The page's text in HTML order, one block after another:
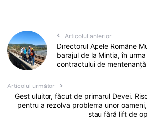
Articolul anterior
Directorul Apele Române
barajul de la Mintia, în
contractului de
Articolul următor
Gest uluitor, făcut de primarul Devei.
pentru a rezolva problema unor
stau fără lift de